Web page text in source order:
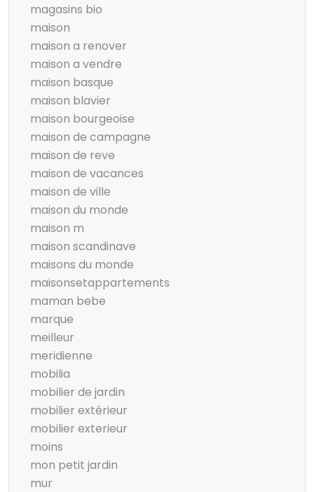
magasins bio
maison
maison a renover
maison a vendre
maison basque
maison blavier
maison bourgeoise
maison de campagne
maison de reve
maison de vacances
maison de ville
maison du monde
maison m
maison scandinave
maisons du monde
maisonsetappartements
maman bebe
marque
meilleur
meridienne
mobilia
mobilier de jardin
mobilier extérieur
mobilier exterieur
moins
mon petit jardin
mur